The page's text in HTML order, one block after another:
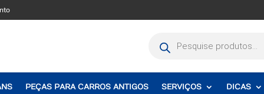
produtos
PEÇAS PARA CARROS ANTIGOS SERVIÇOS DICAS